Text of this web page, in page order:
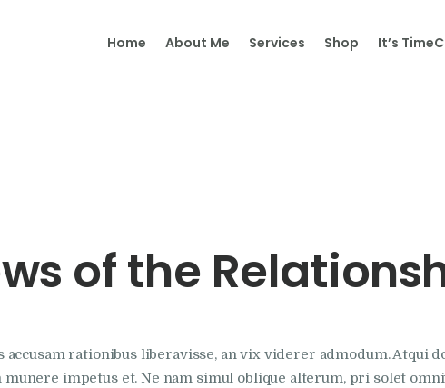
Home About Me Services Shop It’s Time
Me
of the
rationibus liberavisse, an vix viderer admodum. Atqui
impetus et. Ne nam simul oblique alterum, pri solet